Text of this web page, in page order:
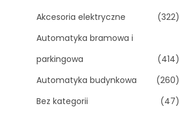
Akcesoria elektryczne
(322)
Automatyka bramowa i
parkingowa
(414)
Automatyka budynkowa
(260)
Bez kategorii
(47)